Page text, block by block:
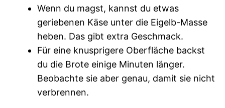
Wenn du magst, kannst du etwas
geriebenen Käse unter die Eigelb-Masse
heben. Das gibt extra Geschmack.
Für eine knusprigere Oberfläche backst
du die Brote einige Minuten länger.
Beobachte sie aber genau, damit sie nicht
verbrennen.